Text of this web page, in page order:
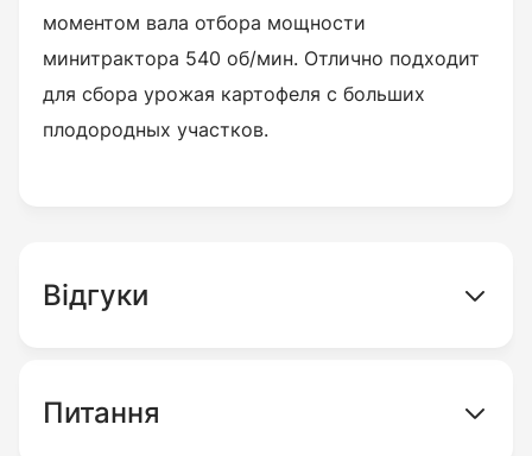
моментом вала отбора мощности
минитрактора 540 об/мин. Отлично подходит
для сбора урожая картофеля с больших
плодородных участков.
Відгуки
Питання